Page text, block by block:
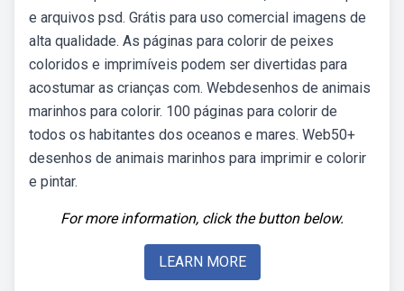
e arquivos psd. Grátis para uso comercial imagens de
alta qualidade. As páginas para colorir de peixes
coloridos e imprimíveis podem ser divertidas para
acostumar as crianças com. Webdesenhos de animais
marinhos para colorir. 100 páginas para colorir de
todos os habitantes dos oceanos e mares. Web50+
desenhos de animais marinhos para imprimir e colorir
e pintar.
For more information, click the button below.
LEARN MORE